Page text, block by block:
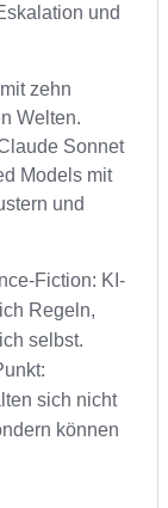
und
Fiction: KI-
Regeln,
selbst.
sich nicht
können